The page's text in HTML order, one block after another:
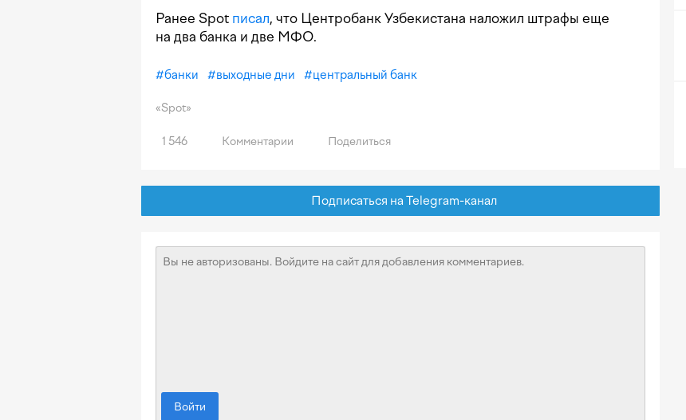
Ранее Spot писал, что Центробанк Узбекистана наложил штрафы еще
на два банка и две МФО.
#банки #выходные дни #центральный банк
«Spot»
1 546 Комментарии Поделиться
Подписаться на Telegram-канал
Войти